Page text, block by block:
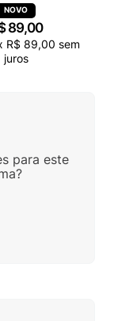
89,00
R$ 89,00 sem
juros
para este